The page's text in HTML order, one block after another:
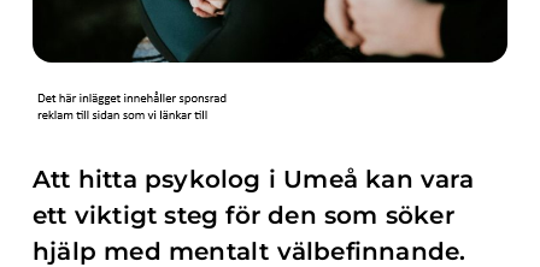
Att hitta psykolog i Umeå kan vara
ett viktigt steg för den som söker
hjälp med mentalt välbefinnande.